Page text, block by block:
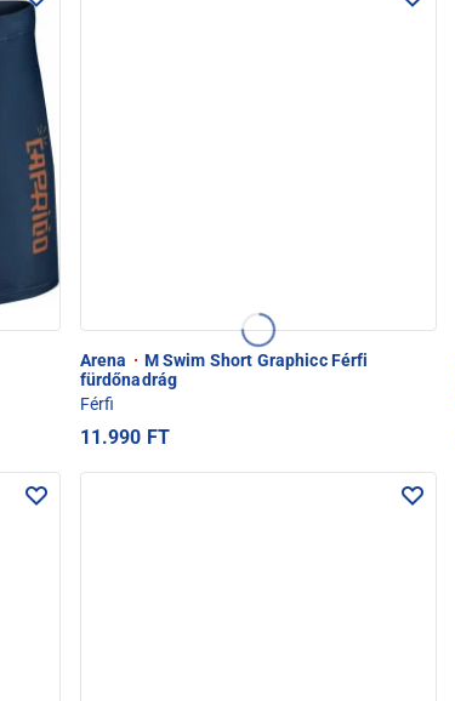
Arena · M Swim Short Graphicc Férfi
fürdőnadrág
Férfi
11.990 FT